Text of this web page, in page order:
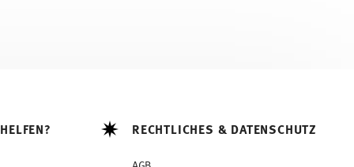
RECHTLICHES & DATENSCHUTZ